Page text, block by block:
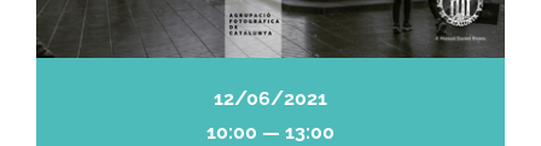
12/06/2021
10:00 — 13:00